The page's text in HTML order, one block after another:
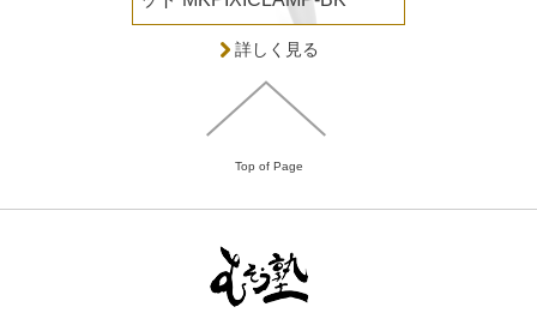
詳しく見る
Top of Page